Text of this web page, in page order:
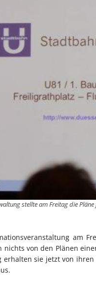
stellte am Freitag die
am
nichts von den Plänen
erhalten sie jetzt von ihren